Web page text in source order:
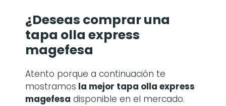
¿Deseas comprar una
tapa olla express
magefesa
Atento porque a continuación te
mostramos la mejor tapa olla express
magefesa disponible en el mercado.